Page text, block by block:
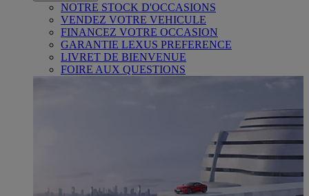
NOTRE STOCK D'OCCASIONS
VENDEZ VOTRE VEHICULE
FINANCEZ VOTRE OCCASION
GARANTIE LEXUS PREFERENCE
LIVRET DE BIENVENUE
FOIRE AUX QUESTIONS